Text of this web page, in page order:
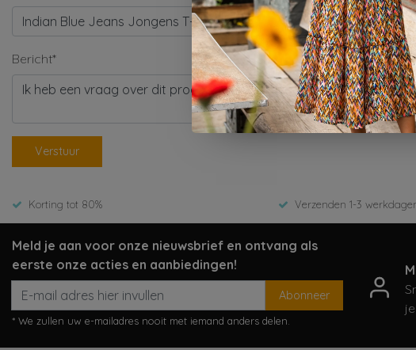
Bericht*
Verstuur
Korting tot 80% Verzenden 1-3
Meld je aan voor onze nieuwsbrief en ontvang als
eerste onze acties en aanbiedingen!
Abonneer
* We zullen uw e-mailadres nooit met iemand anders delen.